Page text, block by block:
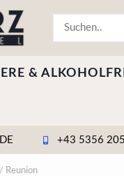
&
+43 5356
Reunion